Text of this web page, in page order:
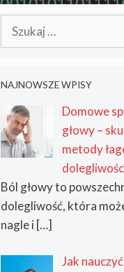
ustrzec?
Szukaj:
NAJNOWSZE WPISY
Domowe
głowy –
metody
Ból głowy to
dolegliwość, która
nagle i[…]
Jak